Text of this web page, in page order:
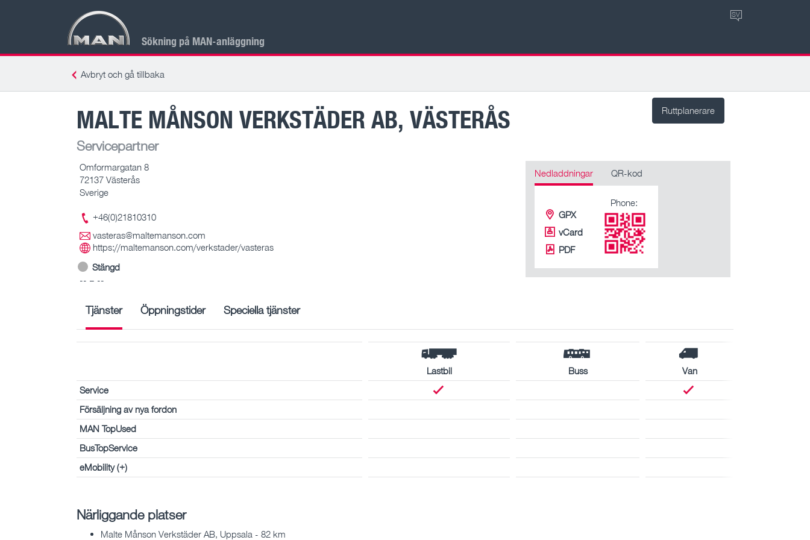
Sökning på MAN-anläggning
SV
Avbryt och gå tillbaka
Ruttplanerare
MALTE MÅNSON VERKSTÄDER AB, VÄSTERÅS
Servicepartner
Omformargatan 8
72137 Västerås
Sverige
+46(0)21810310
vasteras@maltemanson.com
https://maltemanson.com/verkstader/vasteras
Stängd
-- – --
Nedladdningar QR-kod
GPX
vCard
PDF
Phone:
Tjänster Öppningstider Speciella tjänster
Lastbil Buss
Van
Service
Försäljning av nya fordon
MAN TopUsed
BusTopService
eMobility (+)
Närliggande platser
Malte Månson Verkstäder AB, Uppsala - 82 km